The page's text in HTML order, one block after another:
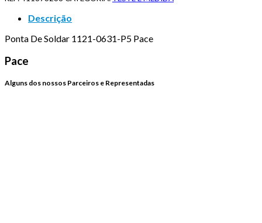
Descrição
Ponta De Soldar 1121-0631-P5 Pace
Pace
Alguns dos nossos Parceiros e Representadas